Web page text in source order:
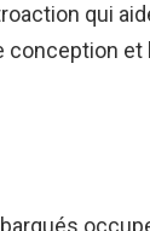
qui
conception